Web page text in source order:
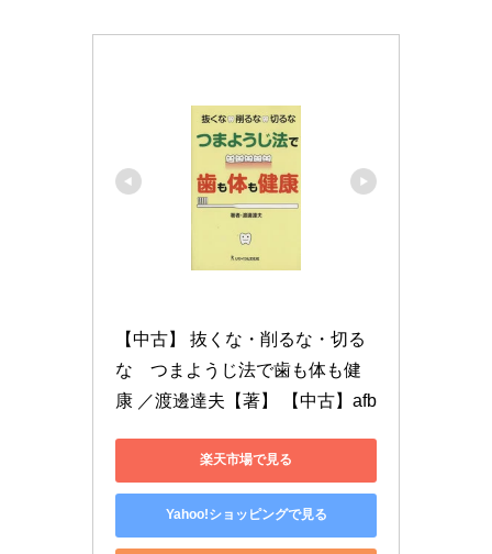
【中古】 抜くな・削るな・切る
な　つまようじ法で歯も体も健
康 ／渡邊達夫【著】 【中古】afb
楽天市場で見る
Yahoo!ショッピングで見る